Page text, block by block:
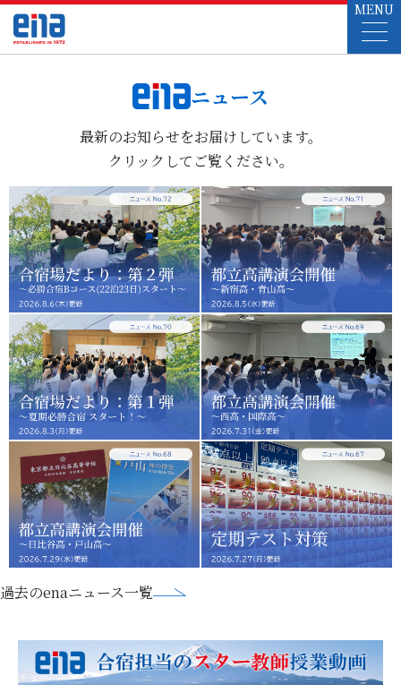
MENU
ニュース
最新のお知らせをお届けしています。
クリックしてご覧ください。
過去のenaニュース一覧